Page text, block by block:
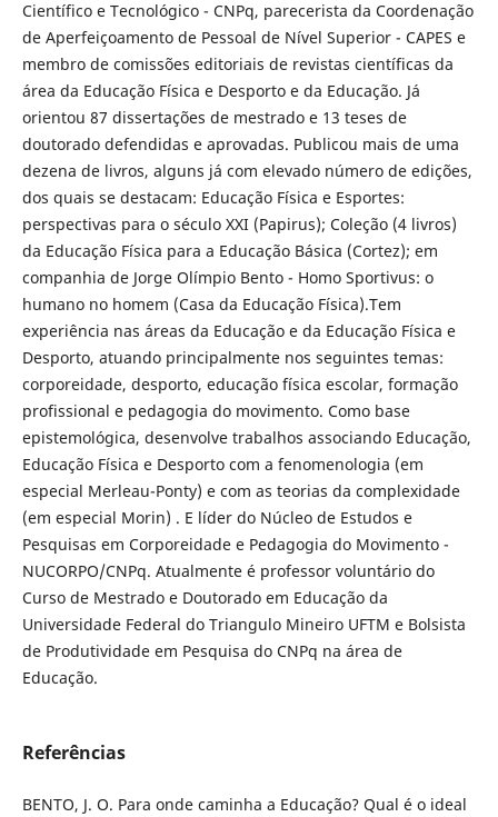
Científico e Tecnológico - CNPq, parecerista da Coordenação
de Aperfeiçoamento de Pessoal de Nível Superior - CAPES e
membro de comissões editoriais de revistas científicas da
área da Educação Física e Desporto e da Educação. Já
orientou 87 dissertações de mestrado e 13 teses de
doutorado defendidas e aprovadas. Publicou mais de uma
dezena de livros, alguns já com elevado número de edições,
dos quais se destacam: Educação Física e Esportes:
perspectivas para o século XXI (Papirus); Coleção (4 livros)
da Educação Física para a Educação Básica (Cortez); em
companhia de Jorge Olímpio Bento - Homo Sportivus: o
humano no homem (Casa da Educação Física).Tem
experiência nas áreas da Educação e da Educação Física e
Desporto, atuando principalmente nos seguintes temas:
corporeidade, desporto, educação física escolar, formação
profissional e pedagogia do movimento. Como base
epistemológica, desenvolve trabalhos associando Educação,
Educação Física e Desporto com a fenomenologia (em
especial Merleau-Ponty) e com as teorias da complexidade
(em especial Morin) . E líder do Núcleo de Estudos e
Pesquisas em Corporeidade e Pedagogia do Movimento -
NUCORPO/CNPq. Atualmente é professor voluntário do
Curso de Mestrado e Doutorado em Educação da
Universidade Federal do Triangulo Mineiro UFTM e Bolsista
de Produtividade em Pesquisa do CNPq na área de
Educação.
Referências
BENTO, J. O. Para onde caminha a Educação? Qual é o ideal